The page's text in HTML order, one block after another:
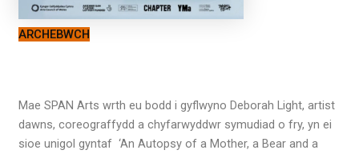
ARCHEBWCH
Mae SPAN Arts wrth eu bodd i gyflwyno Deborah Light, artist
dawns, coreograffydd a chyfarwyddwr symudiad o fry, yn ei
sioe unigol gyntaf ‘An Autopsy of a Mother, a Bear and a